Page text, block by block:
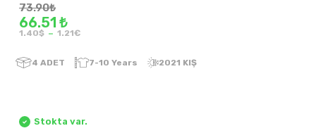
73.90₺
66.51 ₺
1.40$ - 1.21€
4 ADET 7-10 Years 2021 KIŞ
Stokta var.